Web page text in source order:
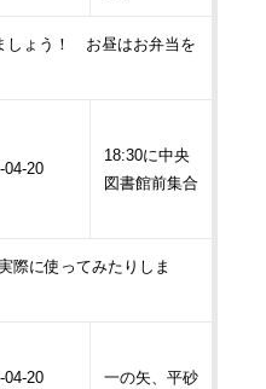
しょう！ お昼はお弁当を
04-20
18:30に中央
図書館前集合
際に使ってみたりしま
04-20
一の矢、平砂